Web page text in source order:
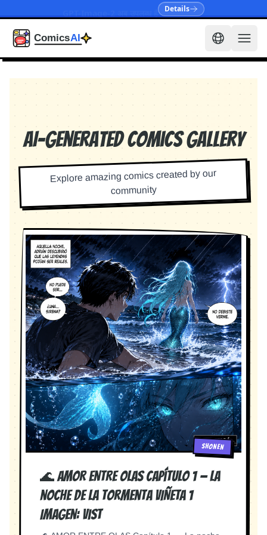
Details
AI-Generated Comics Gallery
Explore amazing comics created by our
community
SHONEN
🌊 AMOR ENTRE OLAS Capítulo 1 — La
noche de la tormenta VIÑETA 1
Imagen: Vist